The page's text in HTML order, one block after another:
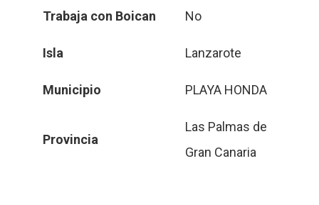
Trabaja con Boican No
Isla Lanzarote
Municipio PLAYA HONDA
Provincia
Las Palmas de
Gran Canaria